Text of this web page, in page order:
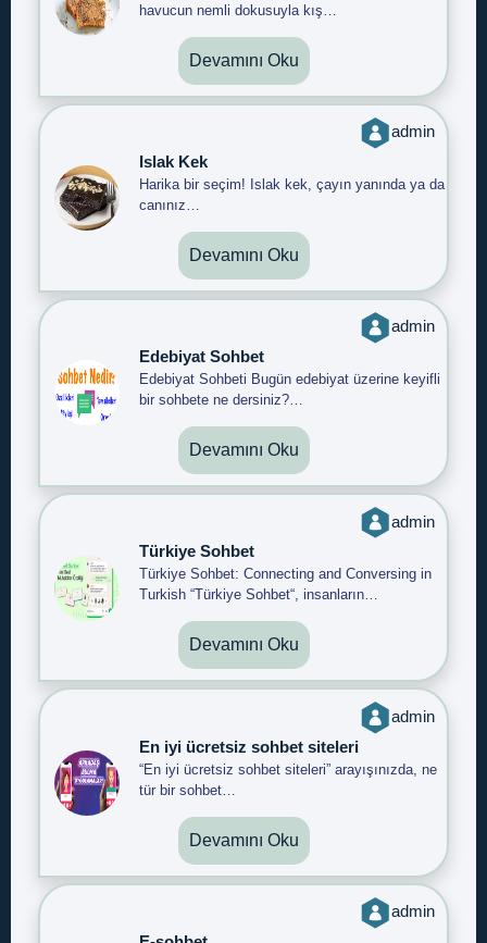
havucun nemli dokusuyla kış…
Devamını Oku
admin
Islak Kek
Harika bir seçim! Islak kek, çayın yanında ya da
canınız…
Devamını Oku
admin
Edebiyat Sohbet
Edebiyat Sohbeti Bugün edebiyat üzerine keyifli
bir sohbete ne dersiniz?…
Devamını Oku
admin
Türkiye Sohbet
Türkiye Sohbet: Connecting and Conversing in
Turkish “Türkiye Sohbet“, insanların…
Devamını Oku
admin
En iyi ücretsiz sohbet siteleri
“En iyi ücretsiz sohbet siteleri” arayışınızda, ne
tür bir sohbet…
Devamını Oku
admin